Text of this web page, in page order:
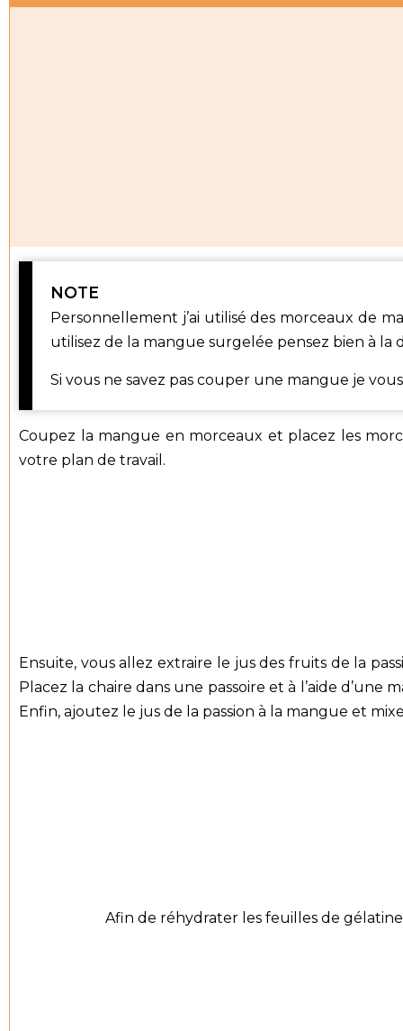
NOTE
Personnellement j’ai utilisé des morceaux de
utilisez de la mangue surgelée pensez bien à
Si vous ne savez pas couper une mangue je
Coupez la mangue en morceaux et placez les
votre plan de travail.
Ensuite, vous allez extraire le jus des fruits de la
Placez la chaire dans une passoire et à l’aide
Enfin, ajoutez le jus de la passion à la mangue et
Afin de réhydrater les feuilles de